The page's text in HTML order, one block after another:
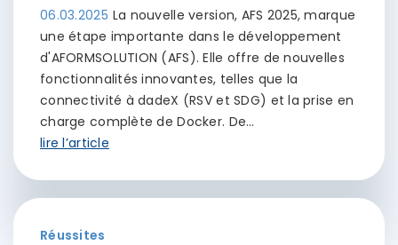
06.03.2025 La nouvelle version, AFS 2025, marque
une étape importante dans le développement
d'AFORMSOLUTION (AFS). Elle offre de nouvelles
fonctionnalités innovantes, telles que la
connectivité à dadeX (RSV et SDG) et la prise en
charge complète de Docker. De…
lire l’article
Réussites